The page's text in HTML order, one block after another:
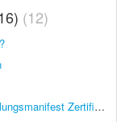
12
Fehler bei der Installation (Update) Bereitstellungsmanifest Zertifikat Speicherort nicht vertrauenswürdig